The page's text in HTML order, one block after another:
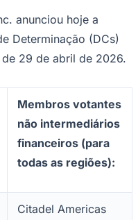
anunciou hoje a
Determinação (DCs)
29 de abril de 2026.
Membros votantes
não intermediários
financeiros (para
todas as regiões):
Citadel Americas